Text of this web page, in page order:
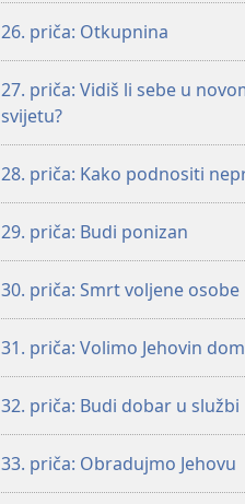
26. priča: Otkupnina
27. priča: Vidiš li sebe u
svijetu?
28. priča: Kako podnositi
29. priča: Budi ponizan
30. priča: Smrt voljene osobe
31. priča: Volimo Jehovin
32. priča: Budi dobar u službi
33. priča: Obradujmo Jehovu